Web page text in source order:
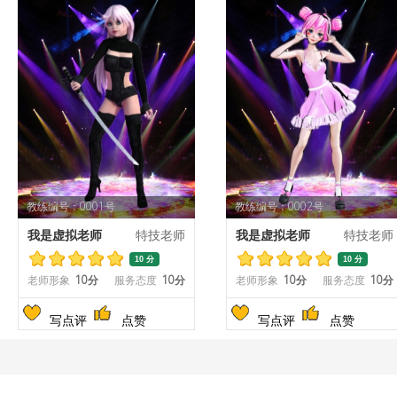
教练编号：0001号
我是虚拟老师 特技老师
10 分
老师形象 10分 服务态度 10分
写点评 点赞
教练编号：0002号
我是虚拟老师 特技老师
10 分
老师形象 10分 服务态度 10分
写点评 点赞